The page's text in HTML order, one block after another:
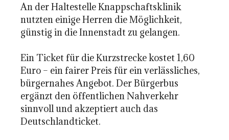
An der Haltestelle Knappschaftsklinik
nutzten einige Herren die Möglichkeit,
günstig in die Innenstadt zu gelangen.
Ein Ticket für die Kurzstrecke kostet 1,60
Euro – ein fairer Preis für ein verlässliches,
bürgernahes Angebot. Der Bürgerbus
ergänzt den öffentlichen Nahverkehr
sinnvoll und akzeptiert auch das
Deutschlandticket.